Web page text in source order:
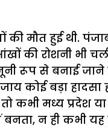
मौत हुई थी.
की रोशनी भी
से बनाई जाने
बड़ा हादसा
मध्य प्रदेश
न ही कभी यह